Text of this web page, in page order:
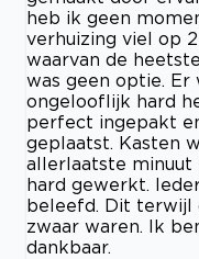
heb ik geen
verhuizing viel op
waarvan de
was geen optie. Er
ongelooflijk hard
perfect ingepakt
geplaatst. Kasten
allerlaatste minuut
hard gewerkt.
beleefd. Dit terwijl
zwaar waren. Ik
dankbaar.